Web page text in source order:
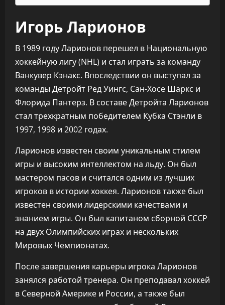
Игорь Ларионов
В 1989 году Ларионов перешел в Национальную
хоккейную лигу (NHL) и стал играть за команду
Ванкувер Кэнакс. Впоследствии он выступал за
команды Детройт Ред Уингс, Сан-Хосе Шаркс и
Флорида Пантерз. В составе Детройта Ларионов
стал трехкратным победителем Кубка Стэнли в
1997, 1998 и 2002 годах.
Ларионов известен своим уникальным стилем
игры и высоким интеллектом на льду. Он был
мастером пасов и считался одним из лучших
игроков в истории хоккея. Ларионов также был
известен своими лидерскими качествами и
знанием игры. Он был капитаном сборной СССР
на двух Олимпийских играх и нескольких
Мировых Чемпионатах.
После завершения карьеры игрока Ларионов
занялся работой тренера. Он преподавал хоккей
в Северной Америке и России, а также был